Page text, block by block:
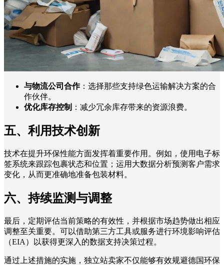
与物流公司合作：选择那些支持绿色运输解决方案的合
作伙伴。
优化库存控制 ：减少冗余库存带来的资源浪费。
五、利用技术创新
技术在提升环保性能方面发挥着重要作用。例如，使用电子标
签系统来跟踪包裹状态和位置；运用大数据分析预测客户需求
变化，从而更准确地准备包装材料。
六、持续监测与调整
最后，定期评估当前策略的有效性，并根据市场趋势做出相应
调整至关重要。可以借助第三方工具或服务进行环境影响评估
（EIA）以获得更深入的数据支持决策过程。
通过上述措施的实施，独立站卖家不仅能够有效规避德国环保